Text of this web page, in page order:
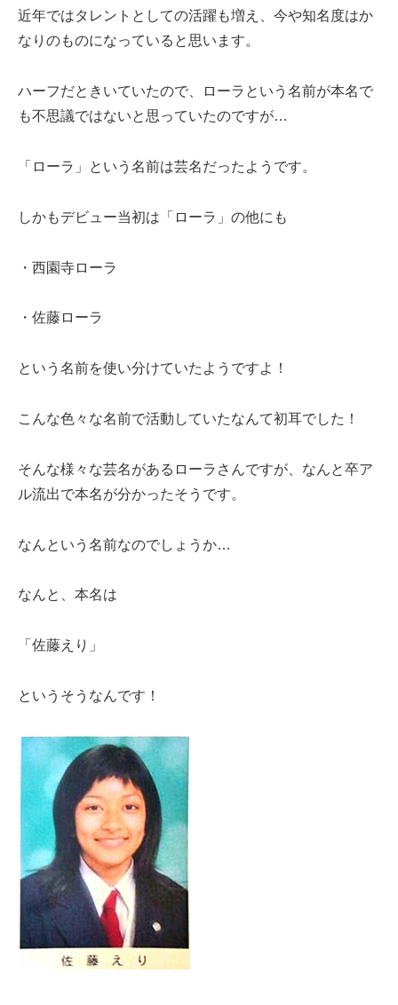
近年ではタレントとしての活躍も増え、今や知名度はか
なりのものになっていると思います。
ハーフだときいていたので、ローラという名前が本名で
も不思議ではないと思っていたのですが…
「ローラ」という名前は芸名だったようです。
しかもデビュー当初は「ローラ」の他にも
・西園寺ローラ
・佐藤ローラ
という名前を使い分けていたようですよ！
こんな色々な名前で活動していたなんて初耳でした！
そんな様々な芸名があるローラさんですが、なんと卒ア
ル流出で本名が分かったそうです。
なんという名前なのでしょうか…
なんと、本名は
「佐藤えり」
というそうなんです！